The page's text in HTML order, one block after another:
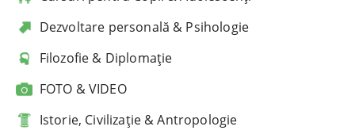
Dezvoltare personală & Psihologie
Filozofie & Diplomație
FOTO & VIDEO
Istorie, Civilizație & Antropologie